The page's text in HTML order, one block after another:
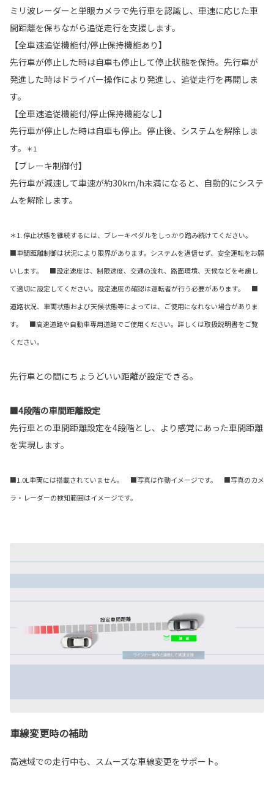
ミリ波レーダーと単眼カメラで先行車を認識し、車速に応じた車
間距離を保ちながら追従走行を支援します。
【全車速追従機能付/停止保持機能あり】
先行車が停止した時は自車も停止して停止状態を保持。先行車が
発進した時はドライバー操作により発進し、追従走行を再開しま
す。
【全車速追従機能付/停止保持機能なし】
先行車が停止した時は自車も停止。停止後、システムを解除しま
す。
＊1
【ブレーキ制御付】
先行車が減速して車速が約30km/h未満になると、自動的にシステ
ムを解除します。
＊1. 停止状態を継続するには、ブレーキペダルをしっかり踏み続けてください。
■車間距離制御は状況により限界があります。システムを過信せず、安全運転をお願
いします。 ■設定速度は、制限速度、交通の流れ、路面環境、天候などを考慮し
て適切に設定してください。設定速度の確認は運転者が行う必要があります。 ■
道路状況、車両状態および天候状態等によっては、ご使用になれない場合がありま
す。 ■高速道路や自動車専用道路でご使用ください。詳しくは取扱説明書をご覧
ください。
先行車との間にちょうどいい距離が設定できる。
■4段階の車間距離設定
先行車との車間距離設定を4段階とし、より感覚にあった車間距離
を実現します。
■1.0L車両には搭載されていません。 ■写真は作動イメージです。 ■写真のカメ
ラ・レーダーの検知範囲はイメージです。
車線変更時の補助
高速域での走行中も、スムーズな車線変更をサポート。